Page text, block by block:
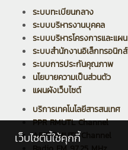
ระบบทะเบียนกลาง
ระบบบริหารงานบุคคล
ระบบบริหารโครงการและแผน
ระบบสำนักงานอิเล็กทรอนิกส์
ระบบการประกันคุณภาพ
นโยบายความเป็นส่วนตัว
แผนผังเว็บไซต์
บริการเทคโนโลยีสารสนเทศ
PPR RMUTL Channel
ARIT RMUTL Channel
เว็บไซต์นี้ใช้คุกกี้